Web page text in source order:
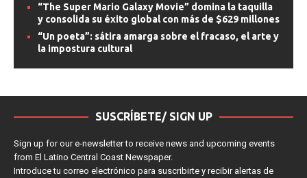
“The Super Mario Galaxy Movie” domina la taquilla
y consolida su éxito global con más de $629 millones
“Un poeta”: sátira amarga sobre el fracaso, el arte y
la impostura cultural
SUSCRÍBETE/ SIGN UP
Sign up for our e-newsletter to receive news and upcoming events
from El Latino Central Coast Newspaper.
Introduce tu correo electrónico para suscribirte y recibir alertas de